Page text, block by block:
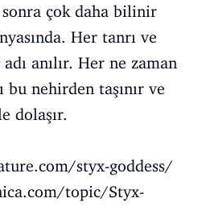
sonra çok daha bilinir
Her tanrı ve
anılır. Her ne zaman
nehirden taşınır ve
dolaşır.
styx-goddess/
topic/Styx-